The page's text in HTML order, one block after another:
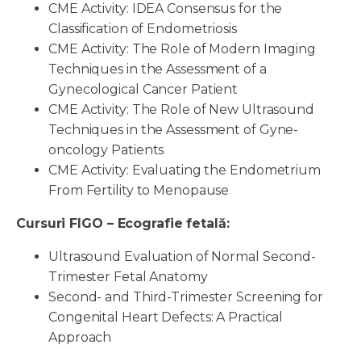
CME Activity: IDEA Consensus for the
Classification of Endometriosis
CME Activity: The Role of Modern Imaging
Techniques in the Assessment of a
Gynecological Cancer Patient
CME Activity: The Role of New Ultrasound
Techniques in the Assessment of Gyne-
oncology Patients
CME Activity: Evaluating the Endometrium
From Fertility to Menopause
Cursuri FIGO – Ecografie fetală:
Ultrasound Evaluation of Normal Second-
Trimester Fetal Anatomy
Second- and Third-Trimester Screening for
Congenital Heart Defects: A Practical
Approach